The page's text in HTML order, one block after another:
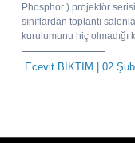
Phosphor ) projektör
sınıflardan toplantı
kurulumunu hiç olmadığı
Ecevit BIKTIM | 02